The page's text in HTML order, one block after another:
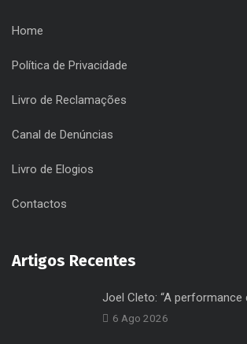
Home
Política de Privacidade
Livro de Reclamações
Canal de Denúncias
Livro de Elogios
Contactos
Artigos Recentes
Joel Cleto: “A performance
6 Ago 2026